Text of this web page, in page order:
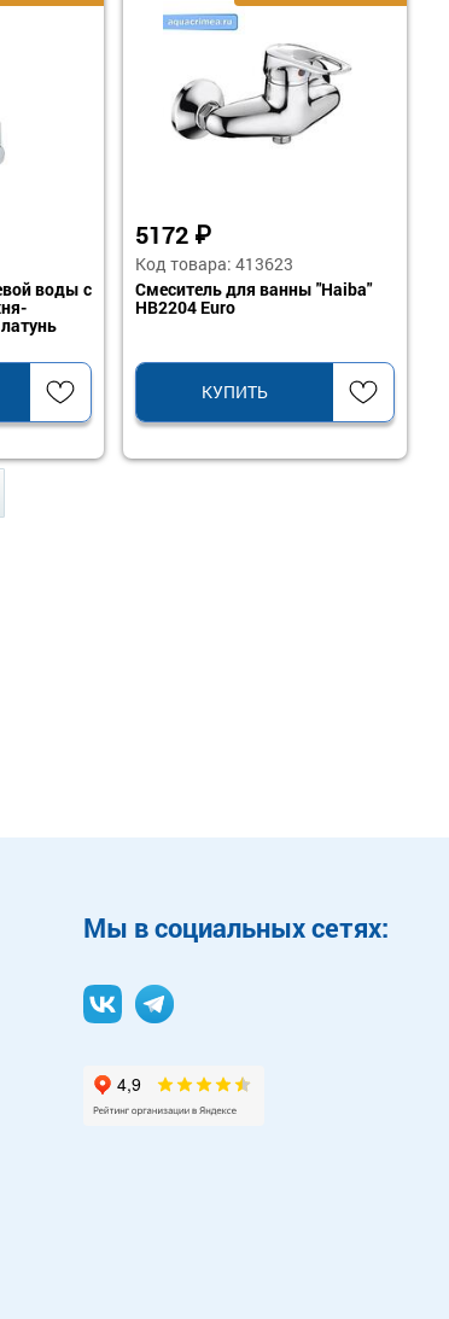
воды с
5172 ₽
Код товара: 413623
Смеситель для ванны "Haiba"
HB2204 Euro
КУПИТЬ
Mы в социальных сетях: